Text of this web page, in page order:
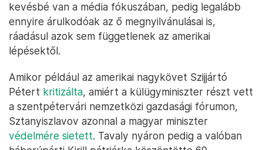
kevésbé van a média fókuszában, pedig legalább
ennyire árulkodóak az ő megnyilvánulásai is,
ráadásul azok sem függetlenek az amerikai
lépésektől.
Amikor például az amerikai nagykövet Szijjártó
Pétert kritizálta, amiért a külügyminiszter részt vett
a szentpétervári nemzetközi gazdasági fórumon,
Sztanyiszlavov azonnal a magyar miniszter
védelmére sietett. Tavaly nyáron pedig a valóban